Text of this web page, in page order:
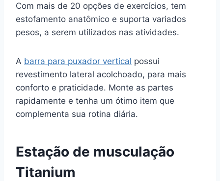
Com mais de 20 opções de exercícios, tem
estofamento anatômico e suporta variados
pesos, a serem utilizados nas atividades.
A barra para puxador vertical possui
revestimento lateral acolchoado, para mais
conforto e praticidade. Monte as partes
rapidamente e tenha um ótimo item que
complementa sua rotina diária.
Estação de musculação
Titanium